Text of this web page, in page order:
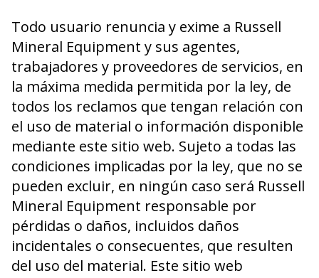
Todo usuario renuncia y exime a Russell
Mineral Equipment y sus agentes,
trabajadores y proveedores de servicios, en
la máxima medida permitida por la ley, de
todos los reclamos que tengan relación con
el uso de material o información disponible
mediante este sitio web. Sujeto a todas las
condiciones implicadas por la ley, que no se
pueden excluir, en ningún caso será Russell
Mineral Equipment responsable por
pérdidas o daños, incluidos daños
incidentales o consecuentes, que resulten
del uso del material. Este sitio web